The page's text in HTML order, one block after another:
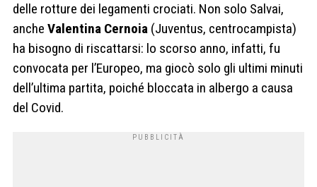
delle rotture dei legamenti crociati. Non solo Salvai,
anche Valentina Cernoia (Juventus, centrocampista)
ha bisogno di riscattarsi: lo scorso anno, infatti, fu
convocata per l’Europeo, ma giocò solo gli ultimi minuti
dell’ultima partita, poiché bloccata in albergo a causa
del Covid.